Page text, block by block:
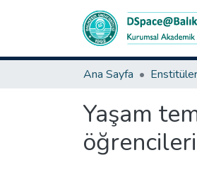
Ana Sayfa Enstitüler
Yaşam